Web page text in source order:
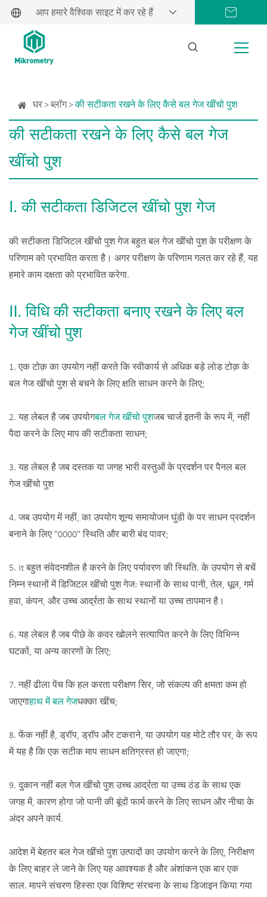
आप हमारे वैश्विक साइट में कर रहे हैं
घर ब्लॉग की सटीकता रखने के लिए कैसे बल गेज खींचो पुश
की सटीकता रखने के लिए कैसे बल गेज
खींचो पुश
Ⅰ. की सटीकता डिजिटल खींचो पुश गेज
की सटीकता डिजिटल खींचो पुश गेज बहुत बल गेज खींचो पुश के परीक्षण के
परिणाम को प्रभावित करता है। अगर परीक्षण के परिणाम गलत कर रहे हैं, यह
हमारे काम दक्षता को प्रभावित करेगा.
Ⅱ. विधि की सटीकता बनाए रखने के लिए बल
गेज खींचो पुश
1. एक टोक़ का उपयोग नहीं करते कि स्वीकार्य से अधिक बड़े लोड टोक़ के
बल गेज खींचो पुश से बचने के लिए क्षति साधन करने के लिए;
2. यह लेबल है जब उपयोगबल गेज खींचो पुशजब चार्ज इतनी के रूप में, नहीं
पैदा करने के लिए माप की सटीकता साधन;
3. यह लेबल है जब दस्तक या जगह भारी वस्तुओं के प्रदर्शन पर पैनल बल
गेज खींचो पुश
4. जब उपयोग में नहीं, का उपयोग शून्य समायोजन घुंडी के पर साधन प्रदर्शन
बनाने के लिए "0000" स्थिति और बारी बंद पावर;
5. It बहुत संवेदनशील है करने के लिए पर्यावरण की स्थिति. के उपयोग से बचें
निम्न स्थानों में डिजिटल खींचो पुश गेज: स्थानों के साथ पानी, तेल, धूल, गर्म
हवा, कंपन, और उच्च आर्द्रता के साथ स्थानों या उच्च तापमान है।
6. यह लेबल है जब पीछे के कवर खोलने सत्यापित करने के लिए विभिन्न
घटकों, या अन्य कारणों के लिए;
7. नहीं ढीला पेंच कि हल करता परीक्षण सिर, जो संकल्प की क्षमता कम हो
जाएगाहाथ में बल गेजधक्का खींच;
8. फेंक नहीं है, ड्रॉप, ड्रॉप और टकराने, या उपयोग यह मोटे तौर पर, के रूप
में यह है कि एक सटीक माप साधन क्षतिग्रस्त हो जाएगा;
9. दुकान नहीं बल गेज खींचो पुश उच्च आर्द्रता या उच्च ठंड के साथ एक
जगह में, कारण होगा जो पानी की बूंदों फार्म करने के लिए साधन और नीचा के
अंदर अपने कार्य.
आदेश में बेहतर बल गेज खींचो पुश उत्पादों का उपयोग करने के लिए, निरीक्षण
के लिए बाहर ले जाने के लिए यह आवश्यक है और अंशांकन एक बार एक
साल. मापने संचरण हिस्सा एक विशिष्ट संरचना के साथ डिजाइन किया गया